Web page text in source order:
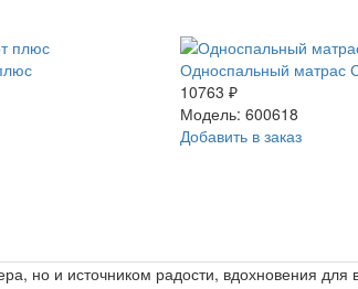
Односпальный матрас
10763 ₽
Модель: 600618
Добавить в заказ
но и источником радости, вдохновения